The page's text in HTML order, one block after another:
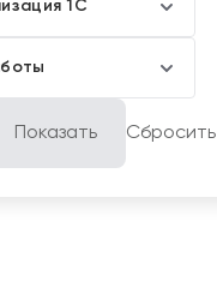
Показать Сбросить